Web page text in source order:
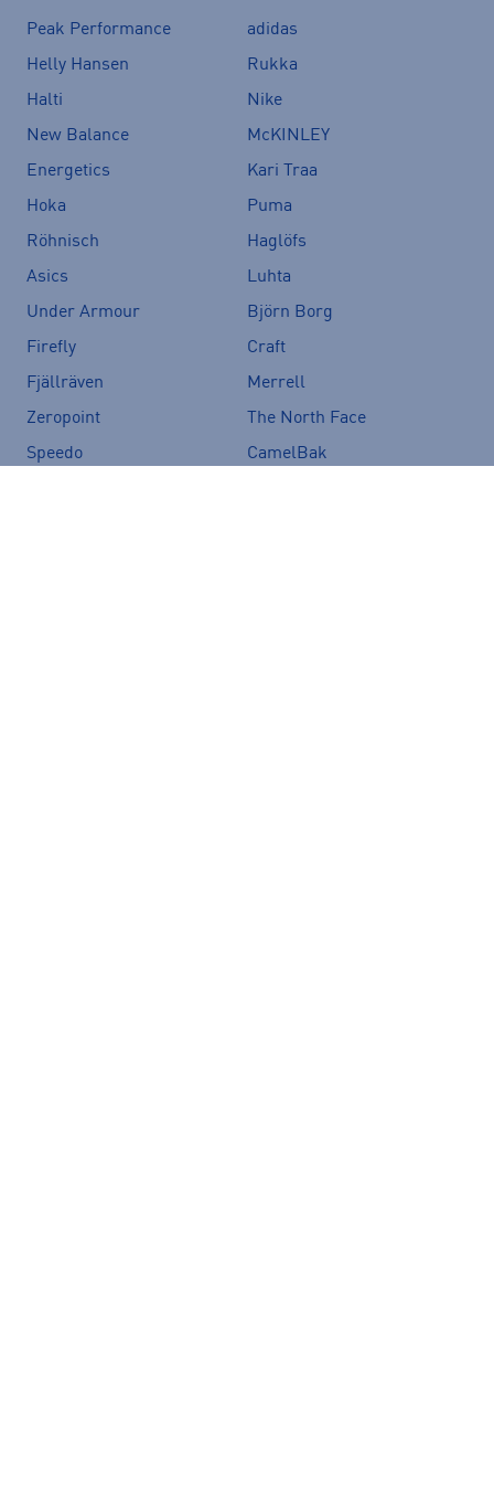
Peak Performance
adidas
Helly Hansen
Rukka
Halti
Nike
New Balance
McKINLEY
Energetics
Kari Traa
Hoka
Puma
Röhnisch
Haglöfs
Asics
Luhta
Under Armour
Björn Borg
Firefly
Craft
Fjällräven
Merrell
Zeropoint
The North Face
Speedo
CamelBak